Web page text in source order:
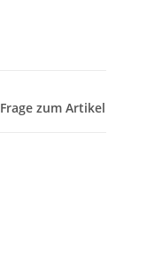
Frage zum Artikel